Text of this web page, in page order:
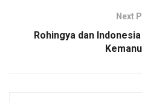
Next
Rohingya dan